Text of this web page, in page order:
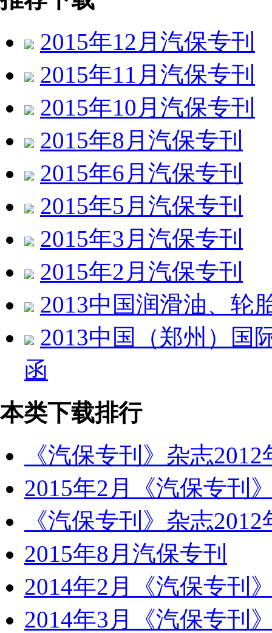
2015年12月汽保专刊
2015年11月汽保专刊
2015年10月汽保专刊
2015年8月汽保专刊
2015年6月汽保专刊
2015年5月汽保专刊
2015年3月汽保专刊
2015年2月汽保专刊
2013中国润滑油、轮
2013中国（郑州）国
函
本类下载排行
《汽保专刊》杂志2012
2015年2月《汽保专刊
《汽保专刊》杂志2012
2015年8月汽保专刊
2014年2月《汽保专刊
2014年3月《汽保专刊